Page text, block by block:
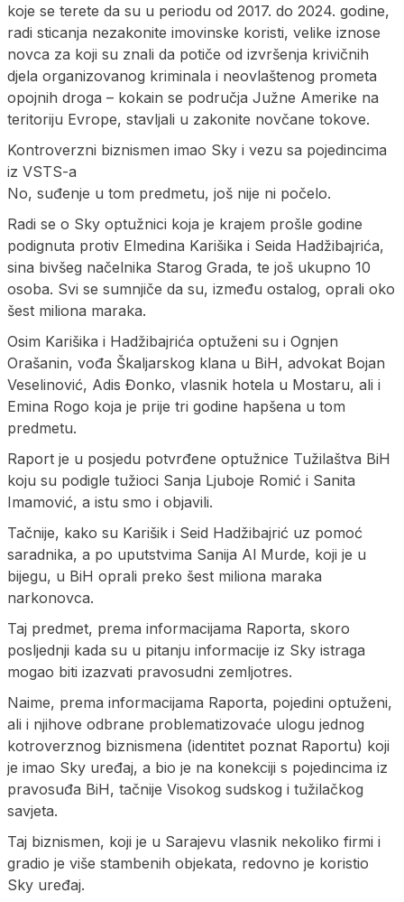
koje se terete da su u periodu od 2017. do 2024. godine,
radi sticanja nezakonite imovinske koristi, velike iznose
novca za koji su znali da potiče od izvršenja krivičnih
djela organizovanog kriminala i neovlaštenog prometa
opojnih droga – kokain se područja Južne Amerike na
teritoriju Evrope, stavljali u zakonite novčane tokove.
Kontroverzni biznismen imao Sky i vezu sa pojedincima
iz VSTS-a
No, suđenje u tom predmetu, još nije ni počelo.
Radi se o Sky optužnici koja je krajem prošle godine
podignuta protiv Elmedina Karišika i Seida Hadžibajrića,
sina bivšeg načelnika Starog Grada, te još ukupno 10
osoba. Svi se sumnjiče da su, između ostalog, oprali oko
šest miliona maraka.
Osim Karišika i Hadžibajrića optuženi su i Ognjen
Orašanin, vođa Škaljarskog klana u BiH, advokat Bojan
Veselinović, Adis Đonko, vlasnik hotela u Mostaru, ali i
Emina Rogo koja je prije tri godine hapšena u tom
predmetu.
Raport je u posjedu potvrđene optužnice Tužilaštva BiH
koju su podigle tužioci Sanja Ljuboje Romić i Sanita
Imamović, a istu smo i objavili.
Tačnije, kako su Karišik i Seid Hadžibajrić uz pomoć
saradnika, a po uputstvima Sanija Al Murde, koji je u
bijegu, u BiH oprali preko šest miliona maraka
narkonovca.
Taj predmet, prema informacijama Raporta, skoro
posljednji kada su u pitanju informacije iz Sky istraga
mogao biti izazvati pravosudni zemljotres.
Naime, prema informacijama Raporta, pojedini optuženi,
ali i njihove odbrane problematizovaće ulogu jednog
kotroverznog biznismena (identitet poznat Raportu) koji
je imao Sky uređaj, a bio je na konekciji s pojedincima iz
pravosuđa BiH, tačnije Visokog sudskog i tužilačkog
savjeta.
Taj biznismen, koji je u Sarajevu vlasnik nekoliko firmi i
gradio je više stambenih objekata, redovno je koristio
Sky uređaj.